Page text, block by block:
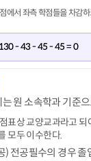
에서 좌측 학점들을 차감
130 - 43 - 45 - 45 = 0
원 소속학과 기준
표상 교양교과라고 되
모두 이수한다.
) 전공필수의 경우 졸